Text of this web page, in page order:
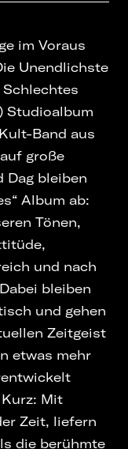
im Voraus
Unendlichste
Schlechtes
Studioalbum
Band aus
große
Dag bleiben
Album ab:
Tönen,
und nach
bleiben
und gehen
Zeitgeist
etwas mehr
Mit
Zeit, liefern
die berühmte